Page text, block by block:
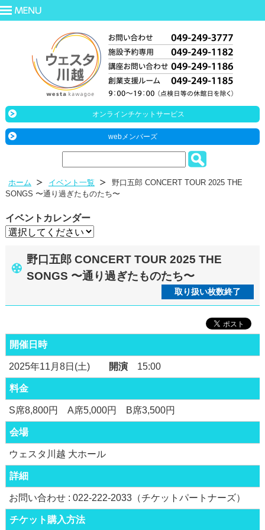
オンラインチケットサービス
webメンバーズ
ホーム イベント一覧
野口五郎 CONCERT TOUR 2025 THE
SONGS 〜通り過ぎたものたち〜
イベントカレンダー
野口五郎 CONCERT TOUR 2025 THE
SONGS 〜通り過ぎたものたち〜
取り扱い枚数終了
開催日時
2025年11月8日(土) 開演15:00
料金
S席8,800円 A席5,000円 B席3,500円
会場
ウェスタ川越 大ホール
詳細
お問い合わせ : 022-222-2033（チケットパートナーズ）
チケット購入方法